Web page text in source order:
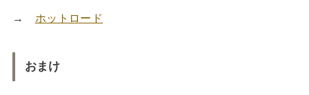
→ ホットロード
おまけ